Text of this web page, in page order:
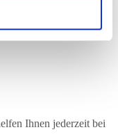
Ihnen jederzeit bei